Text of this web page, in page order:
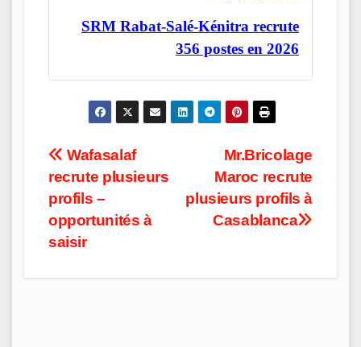
SRM Rabat-Salé-Kénitra recrute
356 postes en 2026
Post
navigation
Mr.Bricolage
Maroc recrute
plusieurs profils à
Casablanca
Wafasalaf
recrute plusieurs
profils –
opportunités à
saisir